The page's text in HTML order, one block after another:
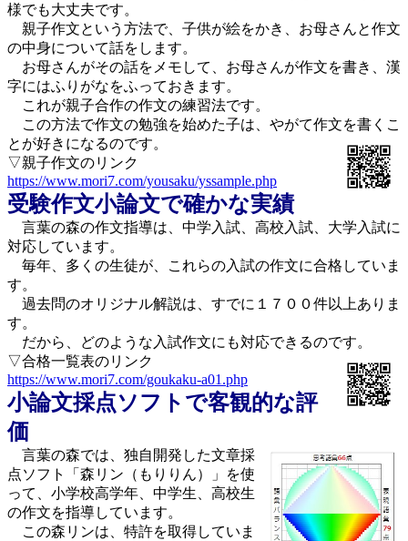
様でも大丈夫です。
親子作文という方法で、子供が絵をかき、お母さんと作文
の中身について話をします。
お母さんがその話をメモして、お母さんが作文を書き、漢
字にはふりがなをふっておきます。
これが親子合作の作文の練習法です。
この方法で作文の勉強を始めた子は、やがて作文を書くこ
とが好きになるのです。
▽親子作文のリンク
https://www.mori7.com/yousaku/yssample.php
受験作文小論文で確かな実績
言葉の森の作文指導は、中学入試、高校入試、大学入試に
対応しています。
毎年、多くの生徒が、これらの入試の作文に合格していま
す。
過去問のオリジナル解説は、すでに１７００件以上ありま
す。
だから、どのような入試作文にも対応できるのです。
▽合格一覧表のリンク
https://www.mori7.com/goukaku-a01.php
小論文採点ソフトで客観的な評
価
言葉の森では、独自開発した文章採
点ソフト「森リン（もりりん）」を使
って、小学校高学年、中学生、高校生
の作文を指導しています。
この森リンは、特許を取得していま